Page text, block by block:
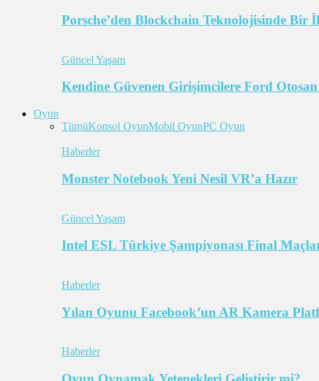
Porsche’den Blockchain Teknolojisinde Bir
Güncel Yaşam
Kendine Güvenen Girişimcilere Ford Otosan
Oyun
TümüKonsol OyunMobil OyunPC Oyun
Haberler
Monster Notebook Yeni Nesil VR’a Hazır
Güncel Yaşam
Intel ESL Türkiye Şampiyonası Final
Haberler
Yılan Oyunu Facebook’un AR Kamera
Haberler